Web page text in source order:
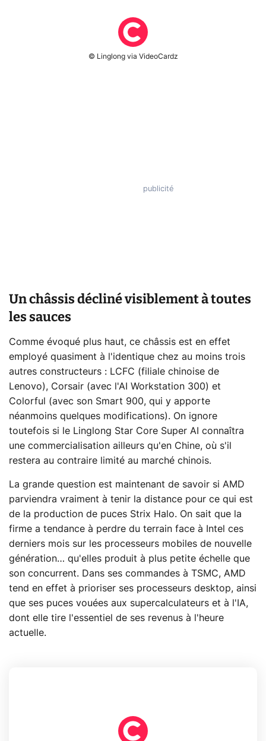
© Linglong via VideoCardz
Un châssis décliné visiblement à toutes
les sauces
Comme évoqué plus haut, ce châssis est en effet
employé quasiment à l'identique chez au moins trois
autres constructeurs : LCFC (filiale chinoise de
Lenovo), Corsair (avec l'AI Workstation 300) et
Colorful (avec son Smart 900, qui y apporte
néanmoins quelques modifications). On ignore
toutefois si le Linglong Star Core Super AI connaîtra
une commercialisation ailleurs qu'en Chine, où s'il
restera au contraire limité au marché chinois.
La grande question est maintenant de savoir si AMD
parviendra vraiment à tenir la distance pour ce qui est
de la production de puces Strix Halo. On sait que la
firme a tendance à perdre du terrain face à Intel ces
derniers mois sur les processeurs mobiles de nouvelle
génération… qu'elles produit à plus petite échelle que
son concurrent. Dans ses commandes à TSMC, AMD
tend en effet à prioriser ses processeurs desktop, ainsi
que ses puces vouées aux supercalculateurs et à l'IA,
dont elle tire l'essentiel de ses revenus à l'heure
actuelle.